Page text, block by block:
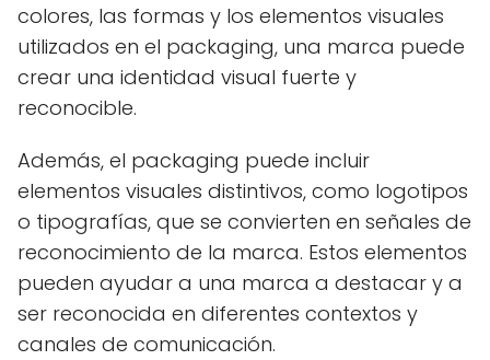
colores, las formas y los elementos visuales
utilizados en el packaging, una marca puede
crear una identidad visual fuerte y
reconocible.
Además, el packaging puede incluir
elementos visuales distintivos, como logotipos
o tipografías, que se convierten en señales de
reconocimiento de la marca. Estos elementos
pueden ayudar a una marca a destacar y a
ser reconocida en diferentes contextos y
canales de comunicación.